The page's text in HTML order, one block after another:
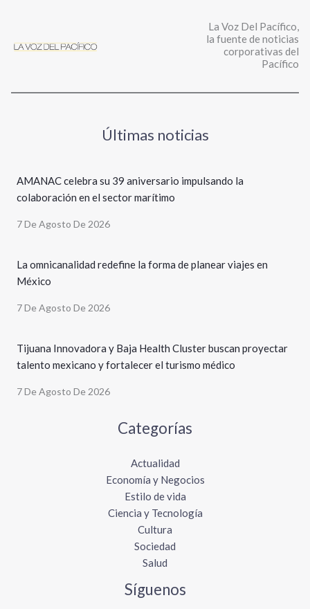
La Voz Del Pacífico,
la fuente de noticias
corporativas del
Pacífico
Últimas noticias
AMANAC celebra su 39 aniversario impulsando la
colaboración en el sector marítimo
7 De Agosto De 2026
La omnicanalidad redefine la forma de planear viajes en
México
7 De Agosto De 2026
Tijuana Innovadora y Baja Health Cluster buscan proyectar
talento mexicano y fortalecer el turismo médico
7 De Agosto De 2026
Categorías
Actualidad
Economía y Negocios
Estilo de vida
Ciencia y Tecnología
Cultura
Sociedad
Salud
Síguenos